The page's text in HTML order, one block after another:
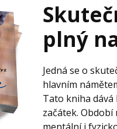
plný
Jedná se o
hlavním
Tato kniha dává
začátek.